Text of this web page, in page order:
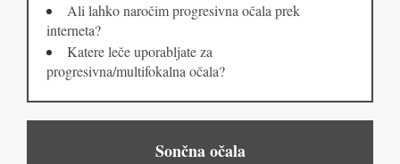
Ali lahko naročim progresivna očala prek
interneta?
Katere leče uporabljate za
progresivna/multifokalna očala?
Sončna očala